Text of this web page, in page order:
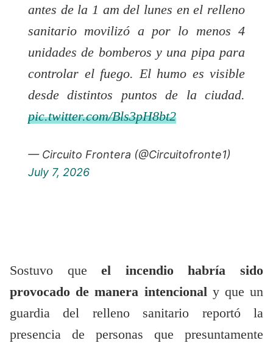
antes de la 1 am del lunes en el relleno
sanitario movilizó a por lo menos 4
unidades de bomberos y una pipa para
controlar el fuego. El humo es visible
desde distintos puntos de la ciudad.
pic.twitter.com/Bls3pH8bt2
— Circuito Frontera (@Circuitofronte1)
July 7, 2026
Sostuvo queel incendio habría sido
provocado de manera intencionaly que un
guardia del relleno sanitario reportó la
presencia de personas que presuntamente